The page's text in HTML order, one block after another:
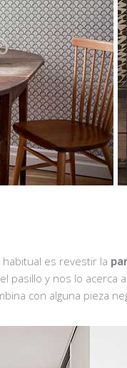
habitual es revestir la
pasillo y nos lo
con alguna pieza